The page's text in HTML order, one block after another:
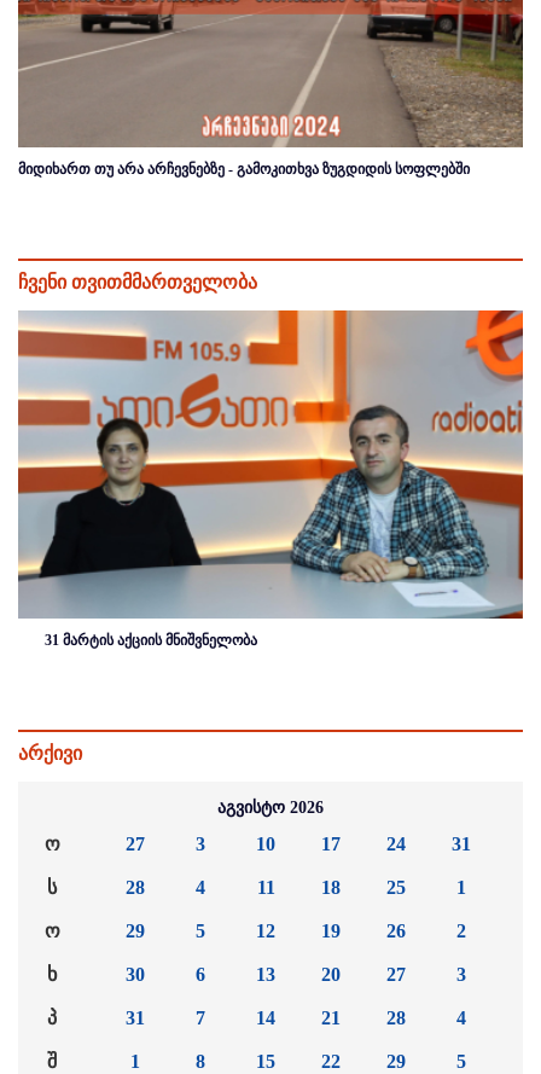
მიდიხართ თუ არა არჩევნებზე - გამოკითხვა ზუგდიდის სოფლებში
ჩვენი თვითმმართველობა
31 მარტის აქციის მნიშვნელობა
არქივი
აგვისტო 2026
ო
ს
ო
ხ
პ
შ
27
28
29
30
31
1
3
4
5
6
7
8
10
11
12
13
14
15
17
18
19
20
21
22
24
25
26
27
28
29
31
1
2
3
4
5